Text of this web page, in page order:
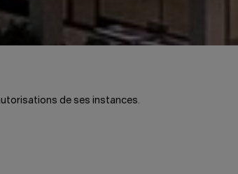
de ses instances.